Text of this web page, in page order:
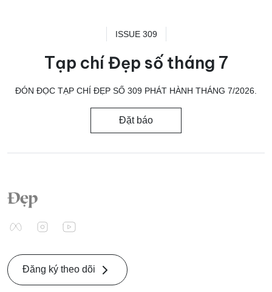
ISSUE 309
Tạp chí Đẹp số tháng 7
ĐÓN ĐỌC TẠP CHÍ ĐẸP SỐ 309 PHÁT HÀNH THÁNG 7/2026.
Đặt báo
Đăng ký theo dõi